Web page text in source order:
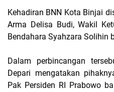
Kehadiran BNN Kota Binjai
Arma Delisa Budi, Wakil
Bendahara Syahzara Solihin
Dalam perbincangan
Depari mengatakan
Pak Persiden RI Prabowo